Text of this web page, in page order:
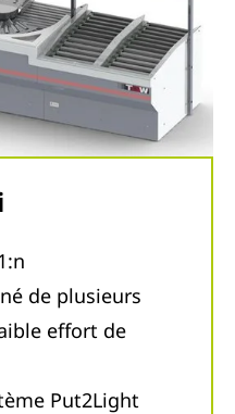
de plusieurs
effort de
Put2Light